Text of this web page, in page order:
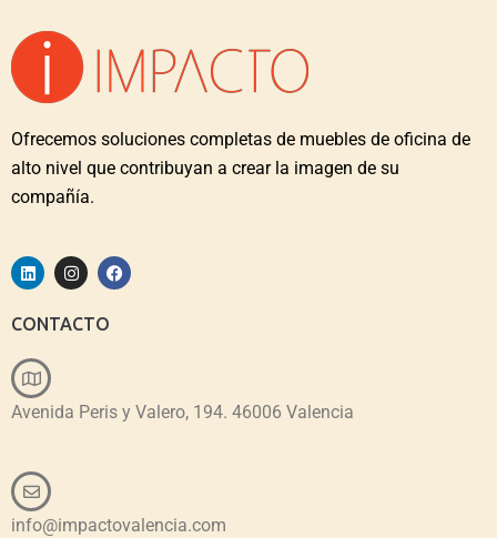
Ofrecemos soluciones completas de muebles de oficina de
alto nivel que contribuyan a crear la imagen de su
compañía.
CONTACTO
Avenida Peris y Valero, 194. 46006 Valencia
info@impactovalencia.com